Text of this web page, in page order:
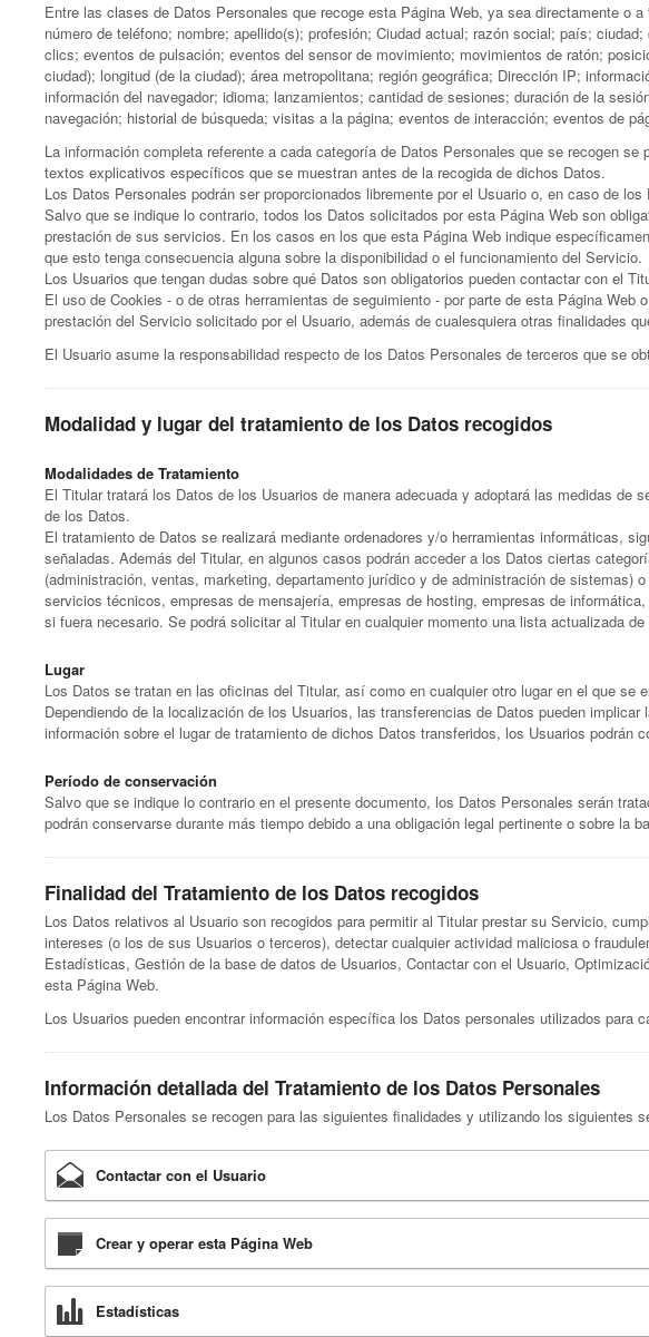
Entre las clases de Datos Personales que recoge esta Página Web, ya sea directamente o
número de teléfono; nombre; apellido(s); profesión; Ciudad actual; razón social; país;
clics; eventos de pulsación; eventos del sensor de movimiento; movimientos de ratón;
ciudad); longitud (de la ciudad); área metropolitana; región geográfica; Dirección IP;
información del navegador; idioma; lanzamientos; cantidad de sesiones; duración de la
navegación; historial de búsqueda; visitas a la página; eventos de interacción; eventos de
La información completa referente a cada categoría de Datos Personales que se recogen
textos explicativos específicos que se muestran antes de la recogida de dichos Datos.
Los Datos Personales podrán ser proporcionados libremente por el Usuario o, en caso de
Salvo que se indique lo contrario, todos los Datos solicitados por esta Página Web son
prestación de sus servicios. En los casos en los que esta Página Web indique
que esto tenga consecuencia alguna sobre la disponibilidad o el funcionamiento del Servicio.
Los Usuarios que tengan dudas sobre qué Datos son obligatorios pueden contactar con el
El uso de Cookies - o de otras herramientas de seguimiento - por parte de esta Página
prestación del Servicio solicitado por el Usuario, además de cualesquiera otras finalidades
El Usuario asume la responsabilidad respecto de los Datos Personales de terceros que se
Modalidad y lugar del tratamiento de los Datos recogidos
Modalidades de Tratamiento
El Titular tratará los Datos de los Usuarios de manera adecuada y adoptará las medidas
de los Datos.
El tratamiento de Datos se realizará mediante ordenadores y/o herramientas informáticas,
señaladas. Además del Titular, en algunos casos podrán acceder a los Datos ciertas
(administración, ventas, marketing, departamento jurídico y de administración de
servicios técnicos, empresas de mensajería, empresas de hosting, empresas de
si fuera necesario. Se podrá solicitar al Titular en cualquier momento una lista actualizada
Lugar
Los Datos se tratan en las oficinas del Titular, así como en cualquier otro lugar en el que
Dependiendo de la localización de los Usuarios, las transferencias de Datos pueden
información sobre el lugar de tratamiento de dichos Datos transferidos, los Usuarios
Período de conservación
Salvo que se indique lo contrario en el presente documento, los Datos Personales serán
podrán conservarse durante más tiempo debido a una obligación legal pertinente o sobre la
Finalidad del Tratamiento de los Datos recogidos
Los Datos relativos al Usuario son recogidos para permitir al Titular prestar su Servicio,
intereses (o los de sus Usuarios o terceros), detectar cualquier actividad maliciosa o
Estadísticas, Gestión de la base de datos de Usuarios, Contactar con el Usuario,
esta Página Web.
Los Usuarios pueden encontrar información específica los Datos personales utilizados para
Información detallada del Tratamiento de los Datos Personales
Los Datos Personales se recogen para las siguientes finalidades y utilizando los siguientes
Contactar con el Usuario
Crear y operar esta Página Web
Estadísticas